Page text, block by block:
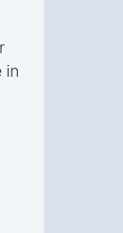
in